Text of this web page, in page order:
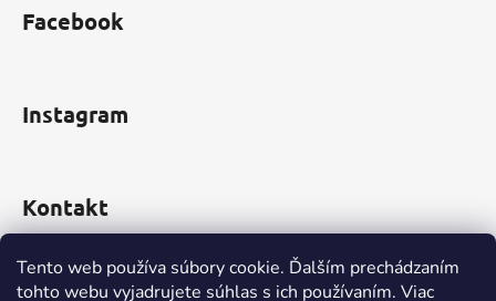
Tento web používa súbory cookie. Ďalším prechádzaním
tohto webu vyjadrujete súhlas s ich používaním. Viac
Facebook
Instagram
Kontakt
obchod@incomp.sk